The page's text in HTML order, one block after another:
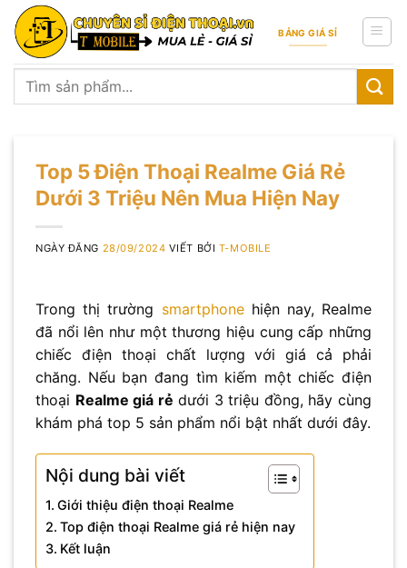
Skip
content
BẢNG GIÁ SỈ
Tìm
Top 5 Điện Thoại Realme Giá Rẻ
Dưới 3 Triệu Nên Mua Hiện Nay
NGÀY ĐĂNG 28/09/2024 VIẾT BỞI T-MOBILE
Trong thị trường smartphonehiện nay, Realme
đã nổi lên như một thương hiệu cung cấp những
chiếc điện thoại chất lượng với giá cả phải
chăng. Nếu bạn đang tìm kiếm một chiếc điện
thoại Realme giá rẻ dưới 3 triệu đồng, hãy cùng
khám phá top 5 sản phẩm nổi bật nhất dưới đây.
Nội dung bài viết
Giới thiệu điện thoại Realme
Top điện thoại Realme giá rẻ hiện nay
Kết luận